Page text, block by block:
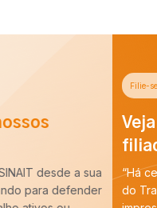
Veja o
“Há cerca de dez anos
do Trabalho e ao longo